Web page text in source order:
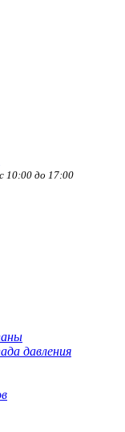
10:00 до 17:00
давления